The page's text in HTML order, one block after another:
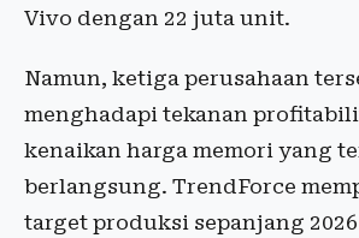
Vivo dengan 22 juta unit.
Namun, ketiga perusahaan
menghadapi tekanan
kenaikan harga memori yang
berlangsung. TrendForce
target produksi sepanjang